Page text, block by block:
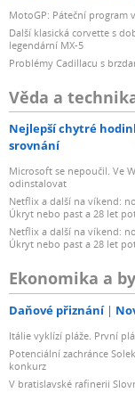
MotoGP: Páteční program
Další klasická corvette s
legendární MX-5
Problémy Cadillacu s
Věda a
Nejlepší chytré
srovnání
Microsoft se nepoučil. Ve
odinstalovat
Netflix a další na víkend:
Úkryt nebo past a 28 let
Netflix a další na víkend:
Úkryt nebo past a 28 let
Ekonomika a
Daňové přiznání
Itálie vyklízí pláže. První
Potenciální zachránce
konkurz
V bratislavské rafinerii